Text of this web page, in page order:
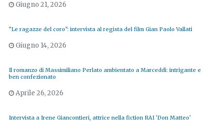
Giugno 21, 2026
"Le ragazze del coro": intervista al regista del film Gian Paolo Vallati
Giugno 14, 2026
Il romanzo di Massimiliano Perlato ambientato a Marceddì: intrigante e
ben confezionato
Aprile 26, 2026
Intervista a Irene Giancontieri, attrice nella fiction RAI 'Don Matteo'